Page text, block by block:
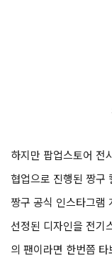
하지만 팝업스토어 전
협업으로 진행된 짱구
짱구 공식 인스타그램
선정된 디자인을 전기
의 팬이라면 한번쯤